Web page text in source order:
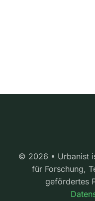
© 2026 • Urbanist
für Forschung,
gefördertes